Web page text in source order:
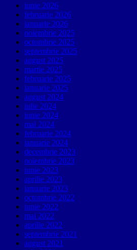
iunie 2026
februarie 2026
ianuarie 2026
noiembrie 2025
octombrie 2025
septembrie 2025
august 2025
martie 2025
februarie 2025
ianuarie 2025
august 2024
iulie 2024
iunie 2024
mai 2024
februarie 2024
ianuarie 2024
decembrie 2023
noiembrie 2023
iunie 2023
aprilie 2023
ianuarie 2023
octombrie 2022
iunie 2022
mai 2022
aprilie 2022
septembrie 2021
august 2021